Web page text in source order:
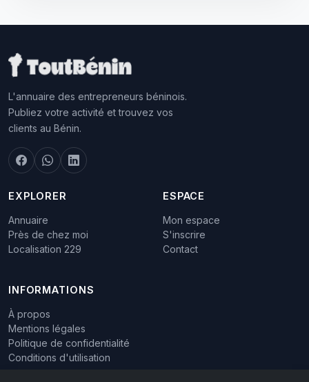
L'annuaire des entrepreneurs béninois.
Publiez votre activité et trouvez vos
clients au Bénin.
EXPLORER
Annuaire
Près de chez moi
Localisation 229
ESPACE
Mon espace
S'inscrire
Contact
INFORMATIONS
À propos
Mentions légales
Politique de confidentialité
Conditions d'utilisation